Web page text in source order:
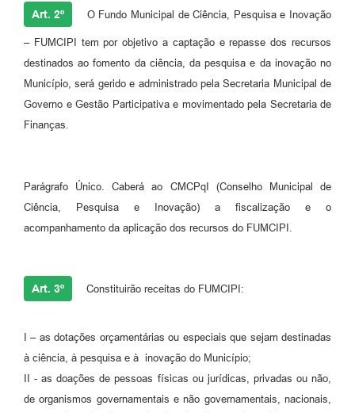
Art. 2º O Fundo Municipal de Ciência, Pesquisa e Inovação
– FUMCIPI tem por objetivo a captação e repasse dos recursos
destinados ao fomento da ciência, da pesquisa e da inovação no
Município, será gerido e administrado pela Secretaria Municipal de
Governo e Gestão Participativa e movimentado pela Secretaria de
Finanças.
Parágrafo Único. Caberá ao CMCPqI (Conselho Municipal de
Ciência, Pesquisa e Inovação) a fiscalização e o
acompanhamento da aplicação dos recursos do FUMCIPI.
Art. 3º Constituirão receitas do FUMCIPI:
I – as dotações orçamentárias ou especiais que sejam destinadas
à ciência, à pesquisa e à inovação do Município;
II - as doações de pessoas físicas ou jurídicas, privadas ou não,
de organismos governamentais e não governamentais, nacionais,